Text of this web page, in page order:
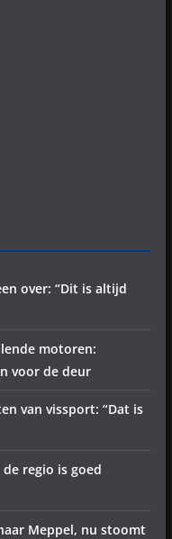
over: “Dit is altijd
motoren:
voor de deur
van vissport: “Dat is
regio is goed
Meppel, nu stoomt